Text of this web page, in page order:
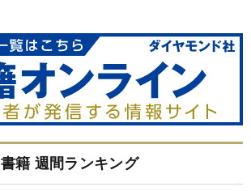
書籍 週間ランキング